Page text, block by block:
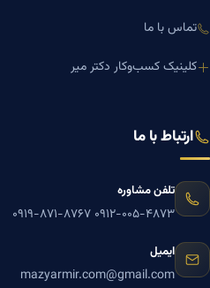
تماس با ما
کلینیک کسب‌وکار دکتر میر
ارتباط با ما
تلفن مشاوره
۰۹۱۲-۰۰۵-۴۸۷۳ ۰۹۱۹-۸۷۱-۸۷۶۷
ایمیل
mazyarmir.com@gmail.com